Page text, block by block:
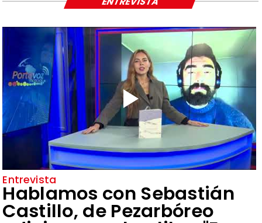
Entrevista
Hablamos con Sebastián
Castillo, de Pezarbóreo